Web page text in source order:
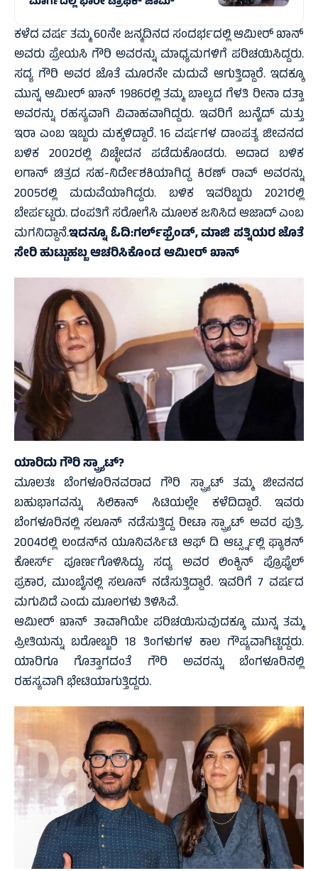
ಕಳೆದ ವರ್ಷ ತಮ್ಮ 60ನೇ ಜನ್ಮದಿನದ ಸಂದರ್ಭದಲ್ಲಿ ಆಮೀರ್ ಖಾನ್
ಅವರು ಪ್ರೇಯಸಿ ಗೌರಿ ಅವರನ್ನು ಮಾಧ್ಯಮಗಳಿಗೆ ಪರಿಚಯಿಸಿದ್ದರು.
ಸದ್ಯ ಗೌರಿ ಅವರ ಜೊತೆ ಮೂರನೇ ಮದುವೆ ಆಗುತ್ತಿದ್ದಾರೆ. ಇದಕ್ಕೂ
ಮುನ್ನ ಆಮೀರ್ ಖಾನ್ 1986ರಲ್ಲಿ ತಮ್ಮ ಬಾಲ್ಯದ ಗೆಳತಿ ರೀನಾ ದತ್ತಾ
ಅವರನ್ನು ರಹಸ್ಯವಾಗಿ ವಿವಾಹವಾಗಿದ್ದರು. ಇವರಿಗೆ ಜುನೈದ್ ಮತ್ತು
ಇರಾ ಎಂಬ ಇಬ್ಬರು ಮಕ್ಕಳಿದ್ದಾರೆ. 16 ವರ್ಷಗಳ ದಾಂಪತ್ಯ ಜೀವನದ
ಬಳಿಕ 2002ರಲ್ಲಿ ವಿಚ್ಛೇದನ ಪಡೆದುಕೊಂಡರು. ಅದಾದ ಬಳಿಕ
ಲಗಾನ್ ಚಿತ್ರದ ಸಹ-ನಿರ್ದೇಶಕಿಯಾಗಿದ್ದ ಕಿರಣ್ ರಾವ್ ಅವರನ್ನು
2005ರಲ್ಲಿ ಮದುವೆಯಾಗಿದ್ದರು. ಬಳಿಕ ಇವರಿಬ್ಬರು 2021ರಲ್ಲಿ
ಬೇರ್ಪಟ್ಟರು. ದಂಪತಿಗೆ ಸರೋಗೆಸಿ ಮೂಲಕ ಜನಿಸಿದ ಆಜಾದ್ ಎಂಬ
ಮಗನಿದ್ದಾನೆ.ಇದನ್ನೂ ಓದಿ:ಗರ್ಲ್‌ಫ್ರೆಂಡ್‌, ಮಾಜಿ ಪತ್ನಿಯರ ಜೊತೆ
ಸೇರಿ ಹುಟ್ಟುಹಬ್ಬ ಆಚರಿಸಿಕೊಂಡ ಆಮೀರ್‌ ಖಾನ್‌
ಯಾರಿದು ಗೌರಿ ಸ್ಪ್ರ್ಯಾಟ್‌?
ಮೂಲತಃ ಬೆಂಗಳೂರಿನವರಾದ ಗೌರಿ ಸ್ಪ್ರ್ಯಾಟ್‌ ತಮ್ಮ ಜೀವನದ
ಬಹುಭಾಗವನ್ನು ಸಿಲಿಕಾನ್ ಸಿಟಿಯಲ್ಲೇ ಕಳೆದಿದ್ದಾರೆ. ಇವರು
ಬೆಂಗಳೂರಿನಲ್ಲಿ ಸಲೂನ್ ನಡೆಸುತ್ತಿದ್ದ ರೀಟಾ ಸ್ಪ್ರ್ಯಾಟ್‌ ಅವರ ಪುತ್ರಿ.
2004ರಲ್ಲಿ ಲಂಡನ್‌ನ ಯೂನಿವರ್ಸಿಟಿ ಆಫ್ ದಿ ಆರ್ಟ್ಸ್ನಲ್ಲಿ ಫ್ಯಾಶನ್
ಕೋರ್ಸ್ ಪೂರ್ಣಗೊಳಿಸಿದ್ದು, ಸದ್ಯ ಅವರ ಲಿಂಕ್ಡಿನ್ ಪ್ರೊಫೈಲ್
ಪ್ರಕಾರ, ಮುಂಬೈನಲ್ಲಿ ಸಲೂನ್ ನಡೆಸುತ್ತಿದ್ದಾರೆ. ಇವರಿಗೆ 7 ವರ್ಷದ
ಮಗುವಿದೆ ಎಂದು ಮೂಲಗಳು ತಿಳಿಸಿವೆ.
ಆಮೀರ್ ಖಾನ್ ತಾವಾಗಿಯೇ ಪರಿಚಯಿಸುವುದಕ್ಕೂ ಮುನ್ನ ತಮ್ಮ
ಪ್ರೀತಿಯನ್ನು ಬರೋಬ್ಬರಿ 18 ತಿಂಗಳುಗಳ ಕಾಲ ಗೌಪ್ಯವಾಗಿಟ್ಟಿದ್ದರು.
ಯಾರಿಗೂ ಗೊತ್ತಾಗದಂತೆ ಗೌರಿ ಅವರನ್ನು ಬೆಂಗಳೂರಿನಲ್ಲಿ
ರಹಸ್ಯವಾಗಿ ಭೇಟಿಯಾಗುತ್ತಿದ್ದರು.